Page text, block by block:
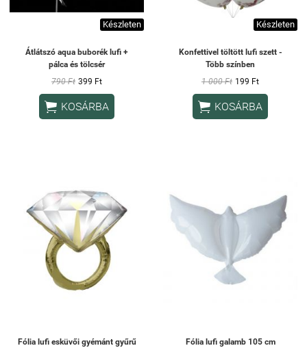
Készleten
Átlátszó aqua buborék lufi +
pálca és tölcsér
790 Ft 399 Ft
 KOSÁRBA
Készleten
Konfettivel töltött lufi szett -
Több színben
1 000 Ft 199 Ft
 KOSÁRBA
Fólia lufi esküvői gyémánt gyűrű
Fólia lufi galamb 105 cm